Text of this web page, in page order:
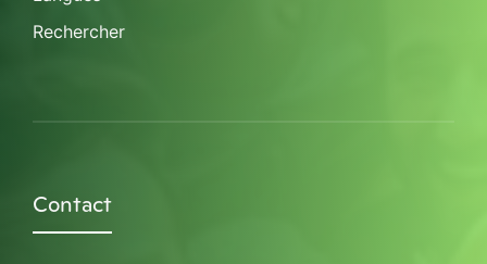
Rechercher
Contact